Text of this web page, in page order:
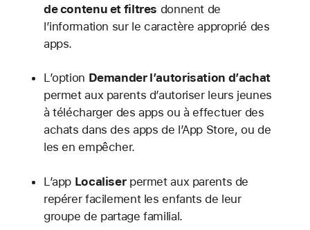
de contenu et filtres donnent de
l’information sur le caractère approprié des
apps.
L’option Demander l’autorisation d’achat
permet aux parents d’autoriser leurs jeunes
à télécharger des apps ou à effectuer des
achats dans des apps de l’App Store, ou de
les en empêcher.
L’app Localiserpermet aux parents de
repérer facilement les enfants de leur
groupe de partage familial.